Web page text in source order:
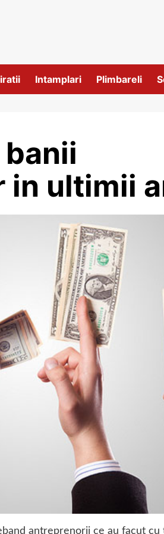
Intamplari Plimbareli
ultimii
antreprenorii ce au facut cu